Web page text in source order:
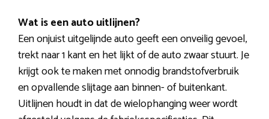
Wat is een auto uitlijnen?
Een onjuist uitgelijnde auto geeft een onveilig gevoel,
trekt naar 1 kant en het lijkt of de auto zwaar stuurt. Je
krijgt ook te maken met onnodig brandstofverbruik
en opvallende slijtage aan binnen- of buitenkant.
Uitlijnen houdt in dat de wielophanging weer wordt